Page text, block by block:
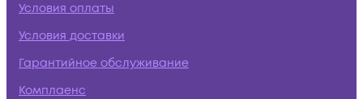
Условия оплаты
Условия доставки
Гарантийное обслуживание
Комплаенс